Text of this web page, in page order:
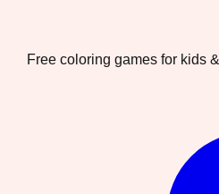
Free coloring games for kids